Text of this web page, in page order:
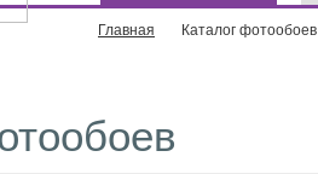
Главная Каталог фотообоев